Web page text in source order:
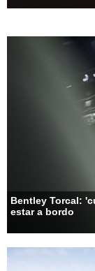
Bentley Torcal:
estar a bordo